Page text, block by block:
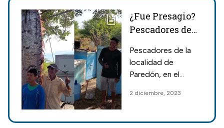
¿Fue Presagio?
Pescadores de
encuentran pez
remo de casi 4
Pescadores de la
localidad de
Paredón, en el
Chiapas, capturaron
aproximadamente 4
2 diciembre, 2023